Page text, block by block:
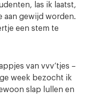
las ik laatst,
aan gewijd worden.
een stem te
van vvv’tjes –
week bezocht ik
slap lullen en